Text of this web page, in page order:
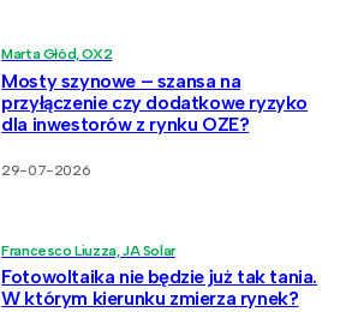
Marta Głód, OX2
Mosty szynowe – szansa na
przyłączenie czy dodatkowe ryzyko
dla inwestorów z rynku OZE?
29-07-2026
Francesco Liuzza, JA Solar
Fotowoltaika nie będzie już tak tania.
W którym kierunku zmierza rynek?